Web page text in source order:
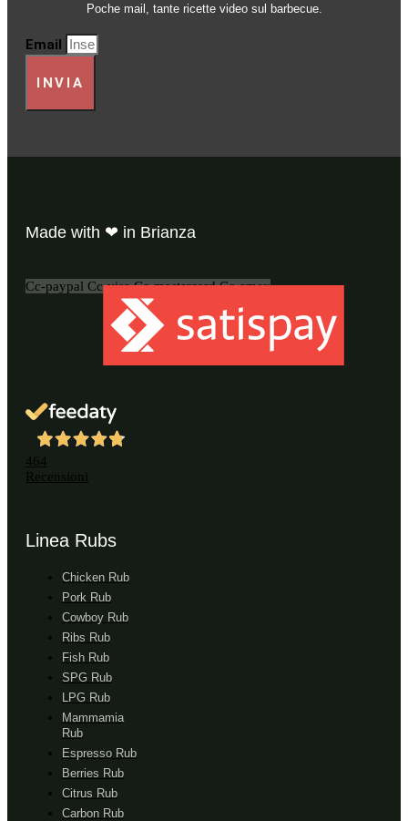
Poche mail, tante ricette video sul barbecue.
Email
INVIA
Made with ❤ in Brianza
Cc-paypal Cc-visa Cc-mastercard Cc-amex
464
Recensioni
Linea Rubs
Chicken Rub
Pork Rub
Cowboy Rub
Ribs Rub
Fish Rub
SPG Rub
LPG Rub
Mammamia
Rub
Espresso Rub
Berries Rub
Citrus Rub
Carbon Rub